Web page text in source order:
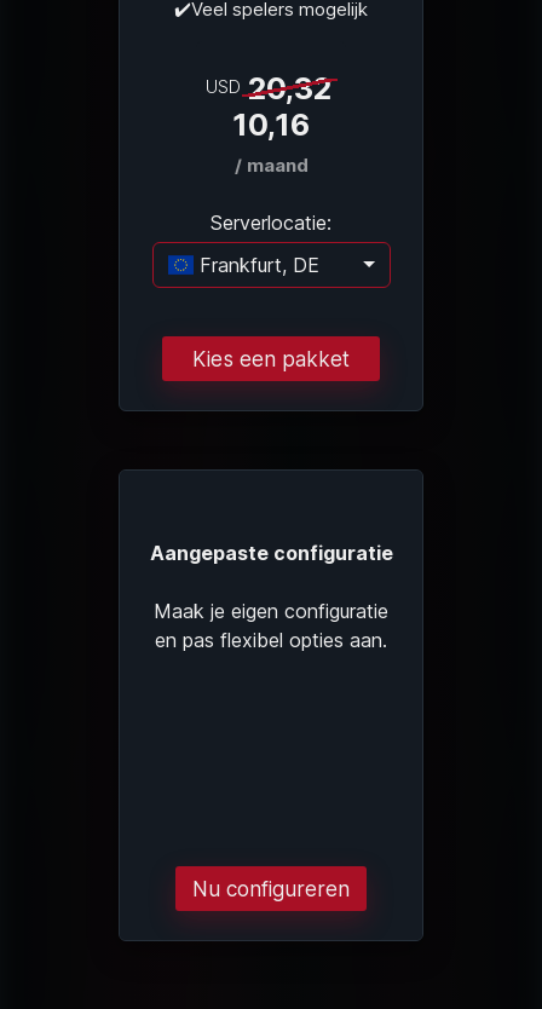
✔️Veel spelers mogelijk
USD 20,32
10,16
/ maand
Serverlocatie:
Frankfurt, DE
Laden...
Kies een pakket
Aangepaste configuratie
Maak je eigen configuratie
en pas flexibel opties aan.
Nu configureren